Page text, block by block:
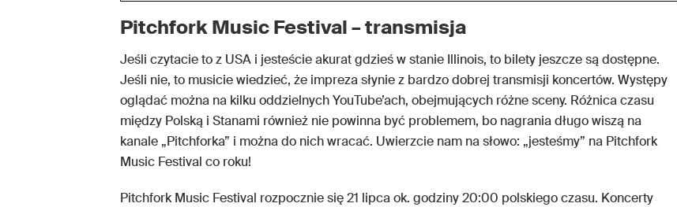
Pitchfork Music Festival – transmisja
Jeśli czytacie to z USA i jesteście akurat gdzieś w stanie Illinois, to bilety jeszcze są dostępne.
Jeśli nie, to musicie wiedzieć, że impreza słynie z bardzo dobrej transmisji koncertów. Występy
oglądać można na kilku oddzielnych YouTube’ach, obejmujących różne sceny. Różnica czasu
między Polską i Stanami również nie powinna być problemem, bo nagrania długo wiszą na
kanale „Pitchforka” i można do nich wracać. Uwierzcie nam na słowo: „jesteśmy” na Pitchfork
Music Festival co roku!
Pitchfork Music Festival rozpocznie się 21 lipca ok. godziny 20:00 polskiego czasu. Koncerty